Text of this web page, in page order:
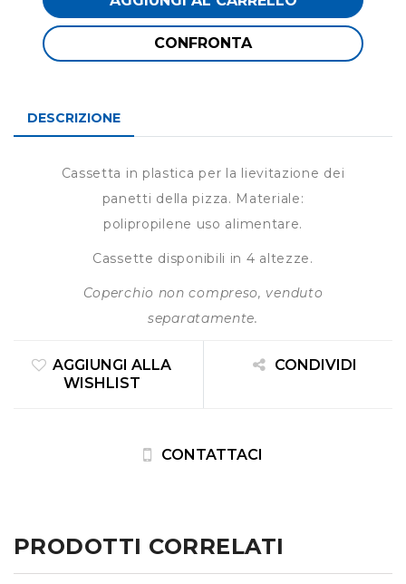
CONFRONTA
DESCRIZIONE
Cassetta in plastica per la lievitazione dei
panetti della pizza. Materiale:
polipropilene uso alimentare.
Cassette disponibili in 4 altezze.
Coperchio non compreso, venduto
separatamente.
AGGIUNGI ALLA
WISHLIST
CONDIVIDI
CONTATTACI
PRODOTTI CORRELATI